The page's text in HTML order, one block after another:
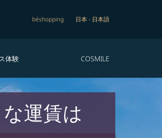
béshopping 日本- 日本語
体験 COSMILE
運賃は